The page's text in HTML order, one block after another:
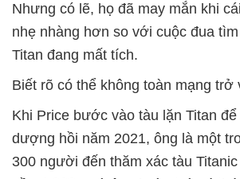
Nhưng có lẽ, họ đã may mắn khi
nhẹ nhàng hơn so với cuộc đua
Titan đang mất tích.
Biết rõ có thể không toàn mạng trở
Khi Price bước vào tàu lặn Titan
dượng hồi năm 2021, ông là một
300 người đến thăm xác tàu